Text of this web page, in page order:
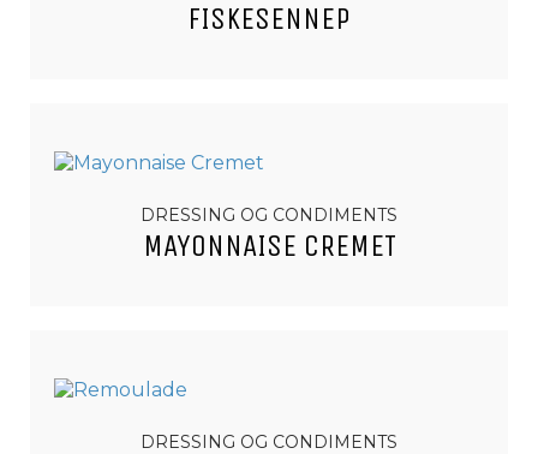
FISKESENNEP
DRESSING OG CONDIMENTS
MAYONNAISE CREMET
DRESSING OG CONDIMENTS